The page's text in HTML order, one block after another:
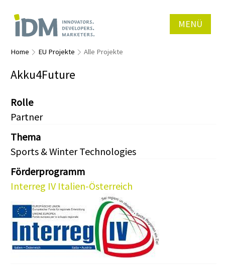
MENÜ
Home EU Projekte Alle Projekte
Akku4Future
Rolle
Partner
Thema
Sports & Winter Technologies
Förderprogramm
Interreg IV Italien-Österreich